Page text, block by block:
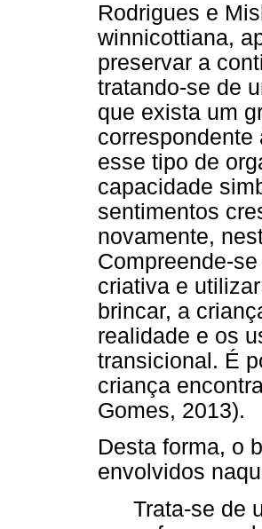
Rodrigues e
winnicottiana,
preservar a
tratando-se de
que exista um
esse tipo de
capacidade
sentimentos
novamente,
Compreende-
criativa e
brincar, a
realidade e os
transicional. É
criança
Gomes, 2013).
Desta forma, o
envolvidos
Trata-se de